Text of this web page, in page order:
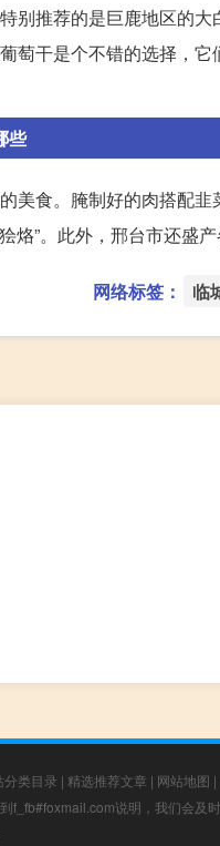
别推荐的是巨鹿地区的
萄干是个不错的选择，
些
美食。腌制好的肉搭配
烙”。此外，邢台市还盛
网络标签： 临
分类目录 | 精选推荐文章 | 网站地图 |
f_fb#foxmail.com说明，我们会及